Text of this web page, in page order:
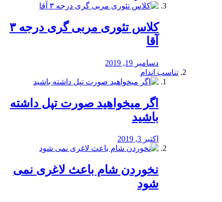
کلاس تئوری مربی گری درجه ۳
آقا
دسامبر 19, 2019
تناسب اندام
اگر میخواهید صورت تپل داشته
باشید
اکتبر 3, 2019
نخوردن شام باعث لاغری نمی
‌شود